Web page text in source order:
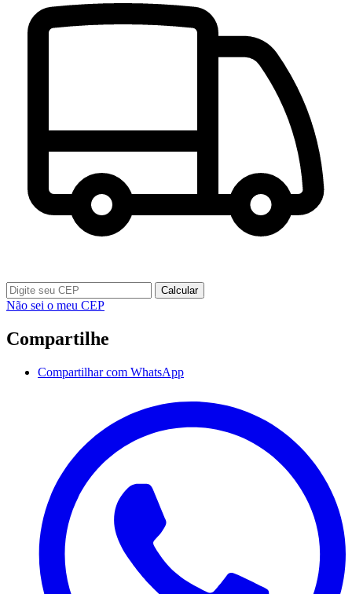
Calcular
Não sei o meu CEP
Compartilhe
Compartilhar com WhatsApp